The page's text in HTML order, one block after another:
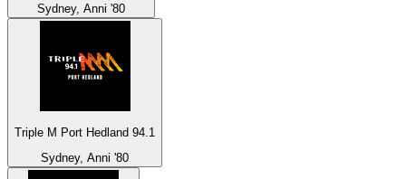
Sydney, Anni '80
Triple M Port Hedland 94.1
Sydney, Anni '80